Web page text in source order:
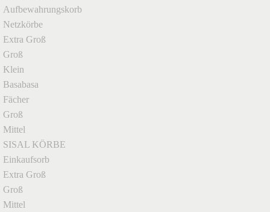
Aufbewahrungskorb
Netzkörbe
Extra Groß
Groß
Klein
Basabasa
Fächer
Groß
Mittel
SISAL KÖRBE
Einkaufsorb
Extra Groß
Groß
Mittel